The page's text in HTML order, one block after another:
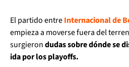
El partido entreInternacional de
empieza a moverse fuera del
surgierondudas sobre dónde se
ida por los playoffs.